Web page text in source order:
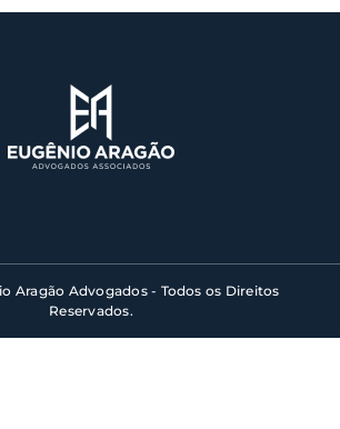
Aragão Advogados - Todos os Direitos
Reservados.